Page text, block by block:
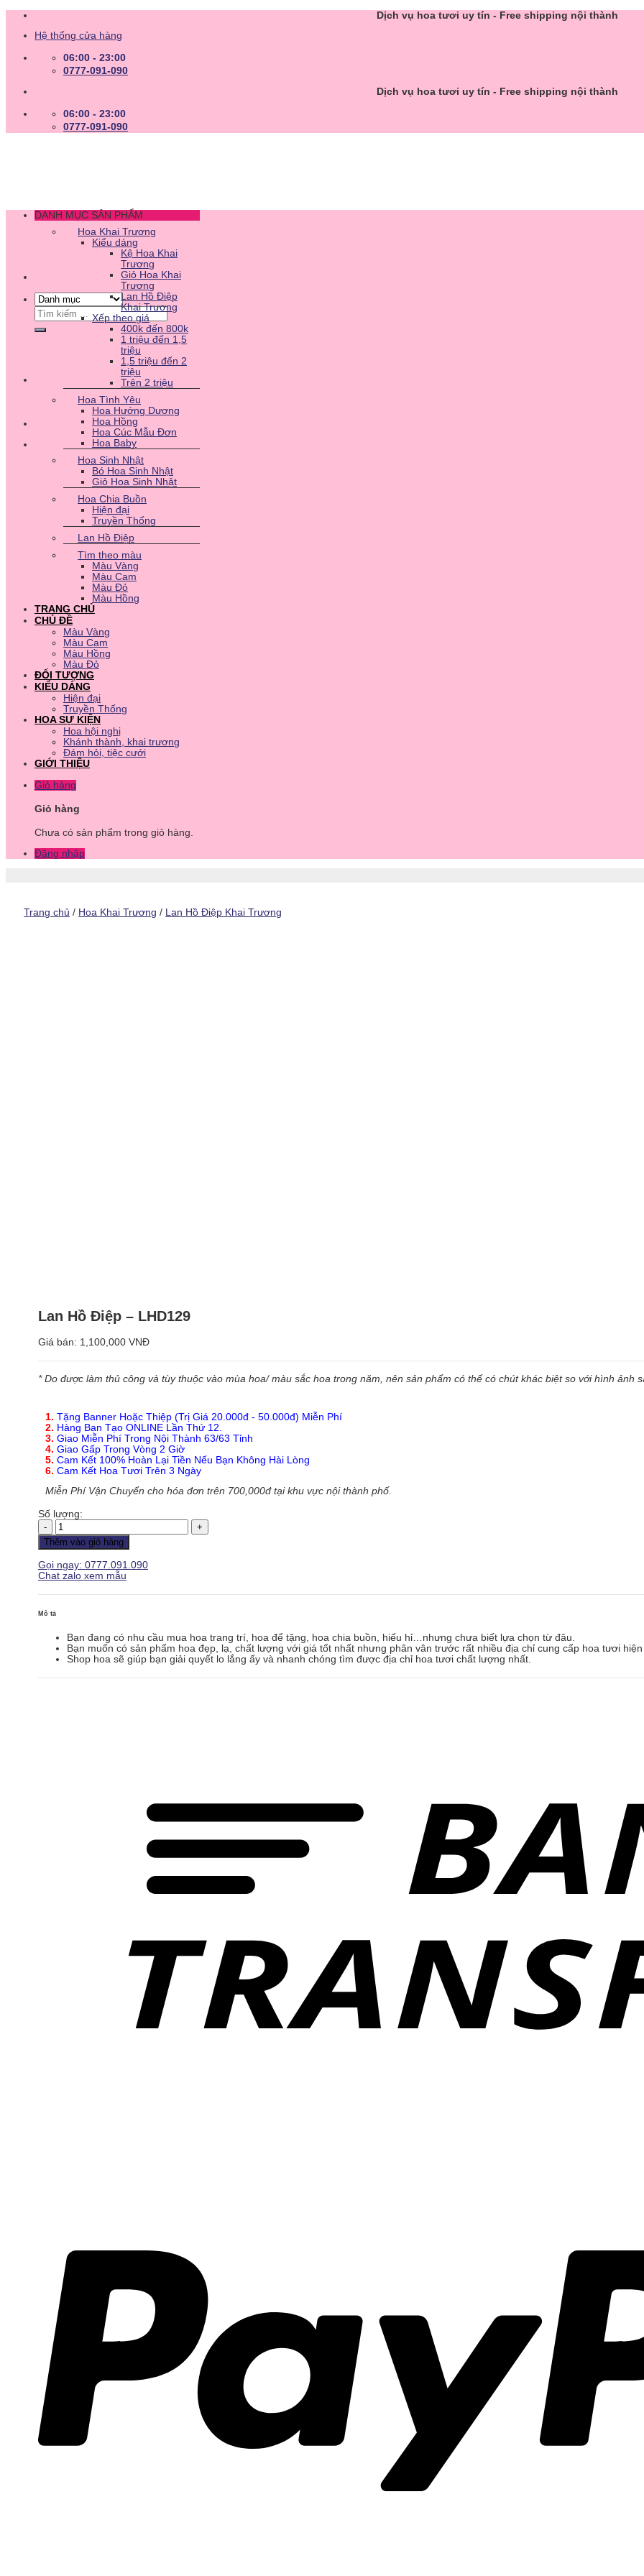
Skip
content
Dịch vụ hoa tươi uy tín - Free shipping nội thành
Hệ thống cửa hàng
06:00 - 23:00
0777-091-090
Dịch vụ hoa tươi uy tín - Free shipping nội thành
06:00 - 23:00
0777-091-090
Tìm
kiếm:
DANH MỤC SẢN PHẨM
Hoa Khai Trương
Kiểu dáng
Kệ Hoa Khai
Trương
Giỏ Hoa Khai
Trương
Lan Hồ Điệp
Khai Trương
Xếp theo giá
400k đến 800k
1 triệu đến 1,5
triệu
1,5 triệu đến 2
triệu
Trên 2 triệu
Hoa Tình Yêu
Hoa Hướng Dương
Hoa Hồng
Hoa Cúc Mẫu Đơn
Hoa Baby
Hoa Sinh Nhật
Bó Hoa Sinh Nhật
Giỏ Hoa Sinh Nhật
Hoa Chia Buồn
Hiện đại
Truyền Thống
Lan Hồ Điệp
Tìm theo màu
Màu Vàng
Màu Cam
Màu Đỏ
Màu Hồng
TRANG CHỦ
CHỦ ĐỀ
Màu Vàng
Màu Cam
Màu Hồng
Màu Đỏ
ĐỐI TƯỢNG
KIỂU DÁNG
Hiện đại
Truyền Thống
HOA SỰ KIỆN
Hoa hội nghị
Khánh thành, khai trương
Đám hỏi, tiệc cưới
GIỚI THIỆU
Giỏ hàng
Giỏ hàng
Chưa có sản phẩm trong giỏ hàng.
Đăng nhập
Trang chủ / Hoa Khai Trương / Lan Hồ Điệp Khai Trương
Lan Hồ Điệp – LHD129
Giá bán: 1,100,000 VNĐ
* Do được làm thủ công và tùy thuộc vào mùa hoa/ màu sắc hoa trong năm, nên sản phẩm có thể có chút khác biệt so với hình ảnh
1. Tặng Banner Hoặc Thiệp (Trị Giá 20.000đ - 50.000đ) Miễn Phí
2. Hàng Bạn Tạo ONLINE Lần Thứ 12.
3. Giao Miễn Phí Trong Nội Thành 63/63 Tỉnh
4. Giao Gấp Trong Vòng 2 Giờ
5. Cam Kết 100% Hoàn Lại Tiền Nếu Bạn Không Hài Lòng
6. Cam Kết Hoa Tươi Trên 3 Ngày
Miễn Phí Vận Chuyển cho hóa đơn trên 700,000đ tại khu vực nội thành phố.
Số lượng:
Lan
Hồ
Điệp
LHD129
số
Thêm vào giỏ hàng
Gọi ngay: 0777.091.090
Chat zalo xem mẫu
Mô tả
Bạn đang có nhu cầu mua hoa trang trí, hoa để tặng, hoa chia buồn, hiếu hỉ…nhưng chưa biết lựa chọn từ đâu.
Bạn muốn có sản phẩm hoa đẹp, lạ, chất lượng với giá tốt nhất nhưng phân vân trước rất nhiều địa chỉ cung cấp hoa tươi hiện
Shop hoa sẽ giúp bạn giải quyết lo lắng ấy và nhanh chóng tìm được địa chỉ hoa tươi chất lượng nhất.